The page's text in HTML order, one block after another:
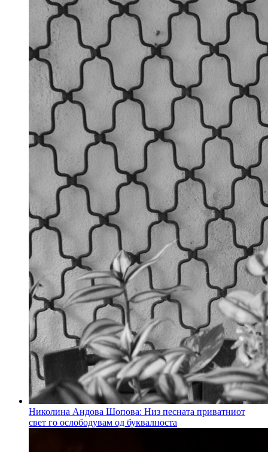
Николина Андова Шопова: Низ песната приватниот
свет го ослободувам од буквалноста